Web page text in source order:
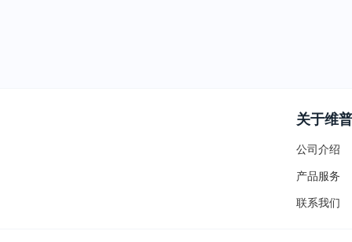
关于维普
公司介绍
产品服务
联系我们